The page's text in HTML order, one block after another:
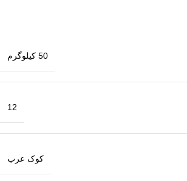
50 کیلوگرم
12
کوک عرب